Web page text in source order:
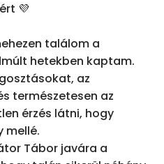
💜
találom a
hetekben kaptam.
az
természetesen az
érzés látni, hogy
mellé.
Tábor javára a